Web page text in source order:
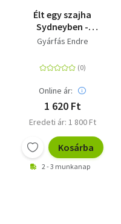
Élt egy szajha
Sydneyben -
Limerickek és egyéb
Gyárfás Endre
Online ár:
1 620 Ft
Eredeti ár: 1 800 Ft
Kosárba
2 - 3 munkanap